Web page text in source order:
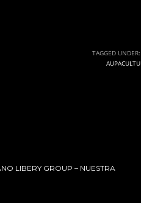
TAGGED UNDER:
AUPACULTU
LIBERY GROUP – NUESTRA